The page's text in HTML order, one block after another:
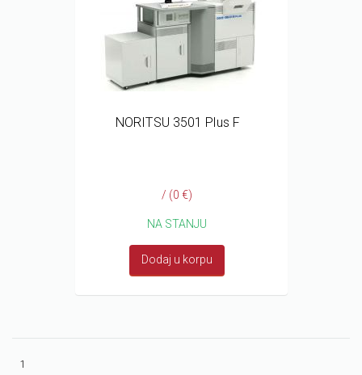
NORITSU 3501 Plus F
/ (0 €)
NA STANJU
Dodaj u korpu
1